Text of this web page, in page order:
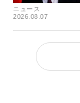
ニュース
2026.08.07